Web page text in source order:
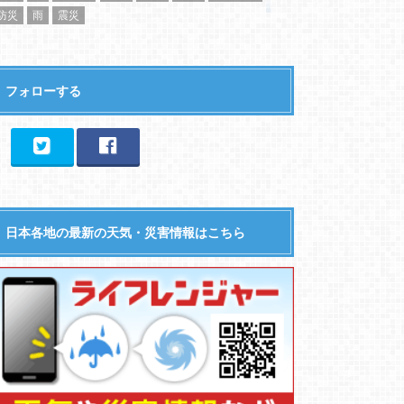
災 雨 震災
フォローする
日本各地の最新の天気・災害情報はこちら